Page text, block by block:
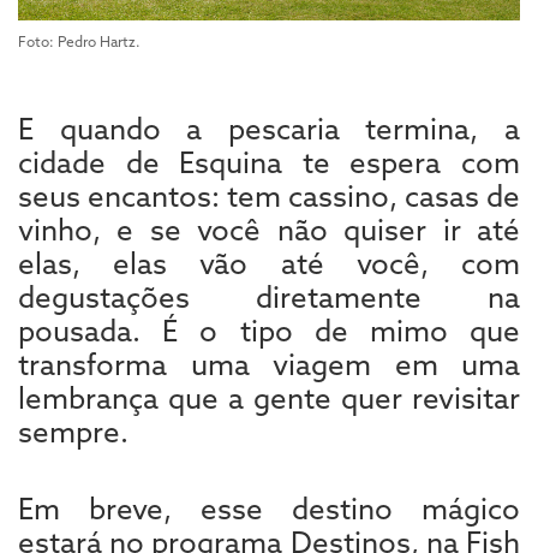
Foto: Pedro Hartz.
E quando a pescaria termina, a
cidade de Esquina te espera com
seus encantos: tem cassino, casas de
vinho, e se você não quiser ir até
elas, elas vão até você, com
degustações diretamente na
pousada. É o tipo de mimo que
transforma uma viagem em uma
lembrança que a gente quer revisitar
sempre.
Em breve, esse destino mágico
estará no programa Destinos, na Fish